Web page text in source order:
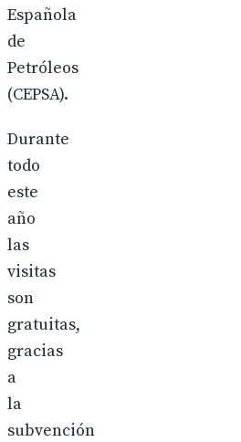
Española
de
Petróleos
(CEPSA).
Durante
todo
este
año
las
visitas
son
gratuitas,
gracias
a
la
subvención